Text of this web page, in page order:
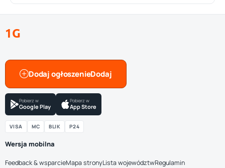
1G
Dodaj ogłoszenie
Pobierz w
Google Play
Pobierz w
App Store
VISA MC BLIK P24
Wersja mobilna
Feedback & wsparcieMapa stronyLista województwRegulamin